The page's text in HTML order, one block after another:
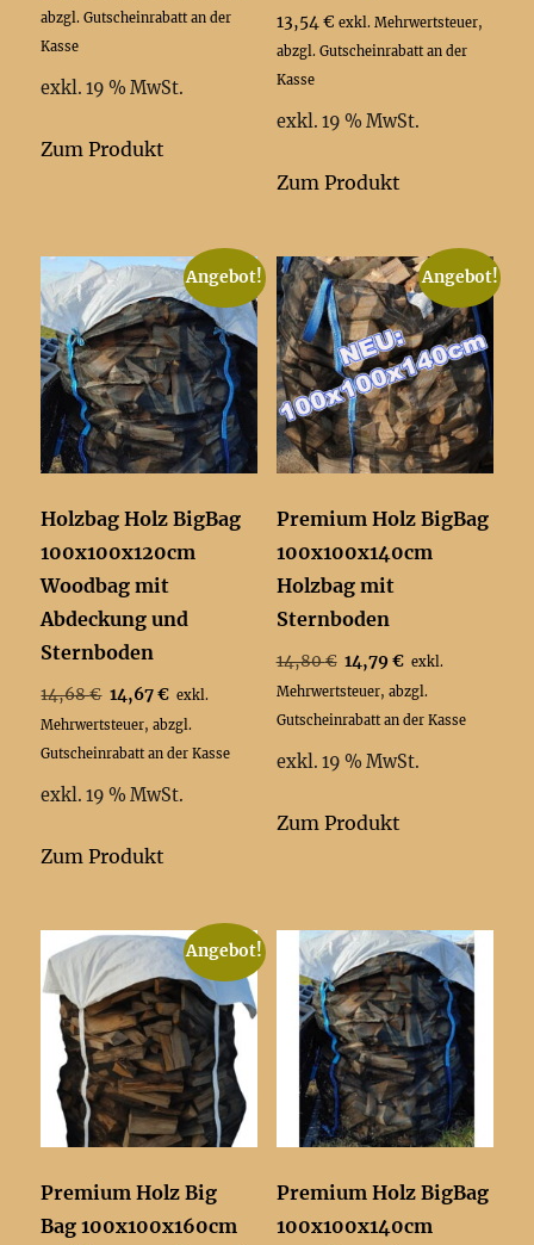
abzgl. Gutscheinrabatt an der
Kasse
exkl. 19 % MwSt.
Zum Produkt
13,54€ exkl. Mehrwertsteuer,
abzgl. Gutscheinrabatt an der
Kasse
exkl. 19 % MwSt.
Zum Produkt
Angebot!
Holzbag Holz BigBag
100x100x120cm
Woodbag mit
Abdeckung und
Sternboden
14,68€ Ursprünglicher
Preis
war:
14,67€ Aktueller
Preis
ist:
exkl.
Mehrwertsteuer, abzgl.
Gutscheinrabatt an der Kasse
exkl. 19 % MwSt.
Zum Produkt
Angebot!
Premium Holz BigBag
100x100x140cm
Holzbag mit
Sternboden
14,80€ Ursprünglicher
Preis
war:
14,79€ Aktueller
Preis
ist:
exkl.
Mehrwertsteuer, abzgl.
Gutscheinrabatt an der Kasse
exkl. 19 % MwSt.
Zum Produkt
Angebot!
Premium Holz Big
Bag 100x100x160cm
Premium Holz BigBag
100x100x140cm